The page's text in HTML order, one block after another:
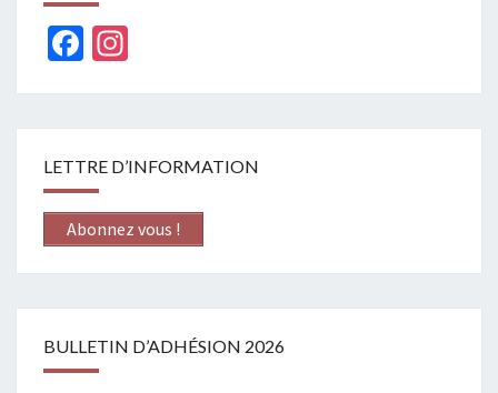
Facebook
LETTRE D’INFORMATION
Abonnez vous !
BULLETIN D’ADHÉSION 2026